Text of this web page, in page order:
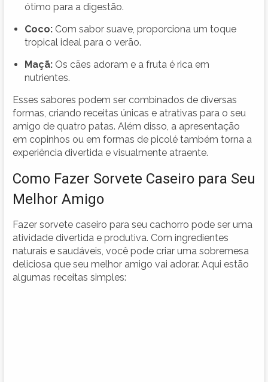
ótimo para a digestão.
Coco: Com sabor suave, proporciona um toque
tropical ideal para o verão.
Maçã: Os cães adoram e a fruta é rica em
nutrientes.
Esses sabores podem ser combinados de diversas
formas, criando receitas únicas e atrativas para o seu
amigo de quatro patas. Além disso, a apresentação
em copinhos ou em formas de picolé também torna a
experiência divertida e visualmente atraente.
Como Fazer Sorvete Caseiro para Seu
Melhor Amigo
Fazer sorvete caseiro para seu cachorro pode ser uma
atividade divertida e produtiva. Com ingredientes
naturais e saudáveis, você pode criar uma sobremesa
deliciosa que seu melhor amigo vai adorar. Aqui estão
algumas receitas simples: